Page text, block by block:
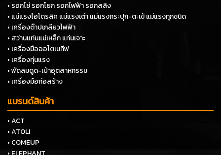
• รอกโซ่ รอกโยก รอกไฟฟ้า รอกสลิง
• แม่แรงไฮโดรลิค แม่แรงเต่า แม่แรงกระปุก-ตะเข้ แม่แรงทุกชนิด
• เครื่องต๊าปเกลียวไฟฟ้า
• สว่านแท่นแม่เหล็ก แท่นเจาะ
• เครื่องมือออโตเมทีฟ
• เครื่องทุ่นแรง
• พัดลมดูด-เป่าอุตสาหกรรม
• เครื่องมือก่อสร้าง
แบรนด์สินค้า
• ACT
• ATOLI
• COMEUP